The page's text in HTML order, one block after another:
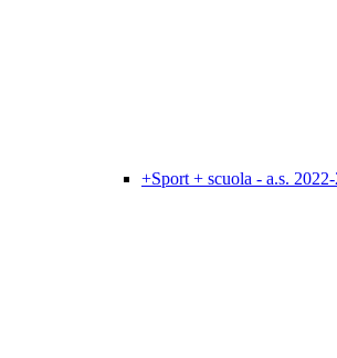
+Sport + scuola - a.s.